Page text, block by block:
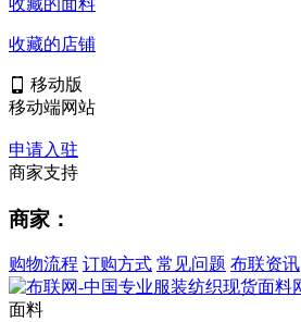
收藏的面料
收藏的店铺
移动版
移动端网站
申请入驻
商家支持
商家：
购物流程 订购方式 常见问题 布联资讯
面料